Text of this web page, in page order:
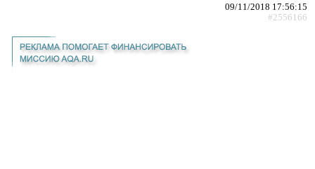
09/11/2018 17:56:15
#2556166